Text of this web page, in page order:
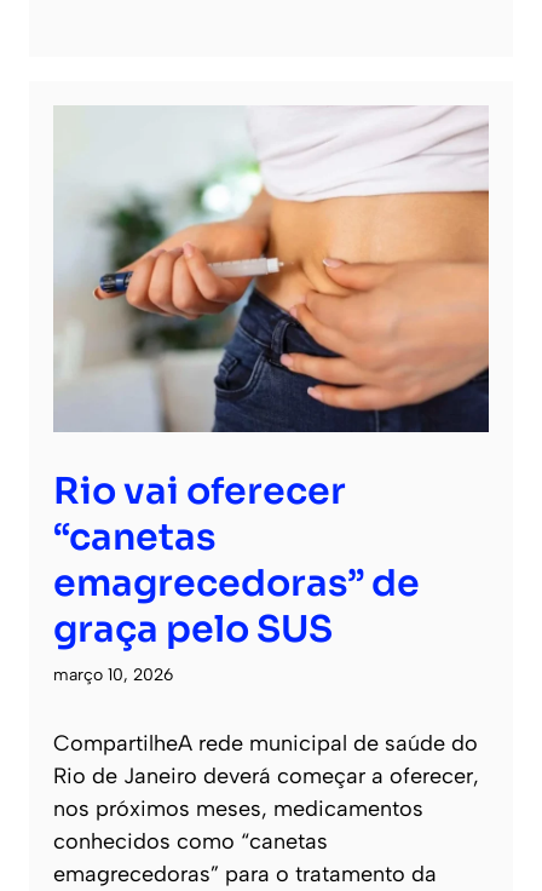
Rio vai oferecer
“canetas
emagrecedoras” de
graça pelo SUS
março 10, 2026
CompartilheA rede municipal de saúde do
Rio de Janeiro deverá começar a oferecer,
nos próximos meses, medicamentos
conhecidos como “canetas
emagrecedoras” para o tratamento da